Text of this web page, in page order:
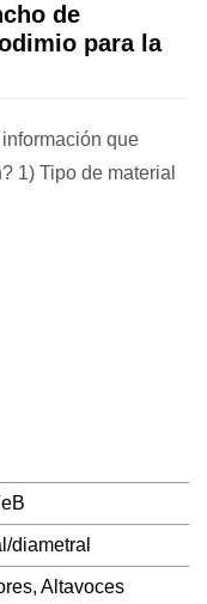
de
para la
que
1) Tipo de material
diametral
Altavoces